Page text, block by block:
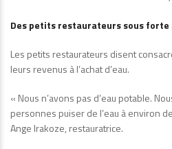
Des petits restaurateurs sous forte
Les petits restaurateurs disent
leurs revenus à l’achat d’eau.
« Nous n’avons pas d’eau potable.
personnes puiser de l’eau à environ
Ange Irakoze, restauratrice.